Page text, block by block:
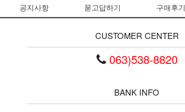
공지사항 묻고답하기 구매후기
CUSTOMER CENTER
063)538-8820
BANK INFO